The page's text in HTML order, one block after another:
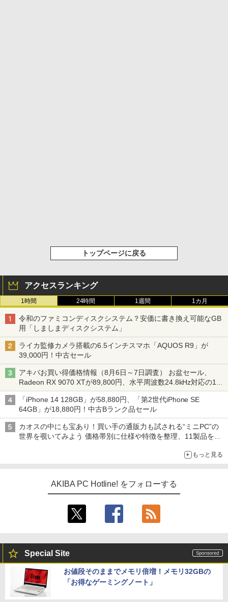
トップページに戻る
アクセスランキング
1時間 24時間 1週間 1カ月
令和のファミコンディスクシステム？安価に書き換え可能なGB
用「しましまディスクシステム」
ライカ監修カメラ搭載の6.5インチスマホ「AQUOS R9」が
39,000円！中古セール
アキバお買い得価格情報（8月6日～7日調査） お盆セール、
Radeon RX 9070 XTが89,800円、水平周波数24.8kHz対応の17
型モニターが9,801円、暑さ指数連動セール ほか
「iPhone 14 128GB」が58,880円、「第2世代iPhone SE
64GB」が18,880円！中古Bランク品セール
カオスの中にも宝あり！買い手の通販力も試される“ミニPC”の
世界を覗いてみよう 価格帯別に仕様や特徴を整理、11製品をピ
もっと見る
AKIBA PC Hotline! をフォローする
Special Site
お値段そのままでメモリ倍増！メモリ32GBの
「お得なゲーミングノート」